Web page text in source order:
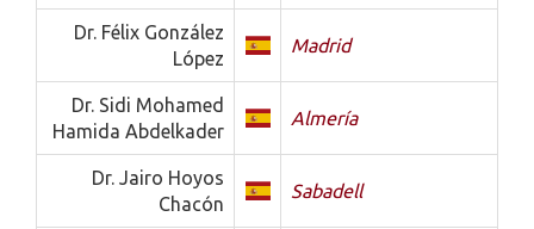
Dr. Félix González
López
Madrid
Dr. Sidi Mohamed
Hamida Abdelkader
Almería
Dr. Jairo Hoyos
Chacón
Sabadell